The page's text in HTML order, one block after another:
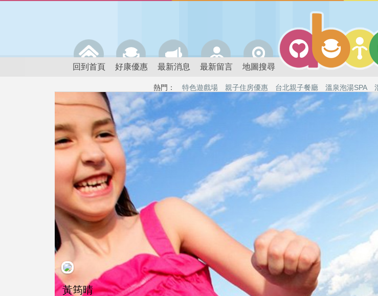
回到首頁 好康優惠 最新消息 最新留言 地圖搜尋
熱門： 特色遊戲場 親子住房優惠 台北親子餐廳 溫泉泡湯SPA
黃筠晴